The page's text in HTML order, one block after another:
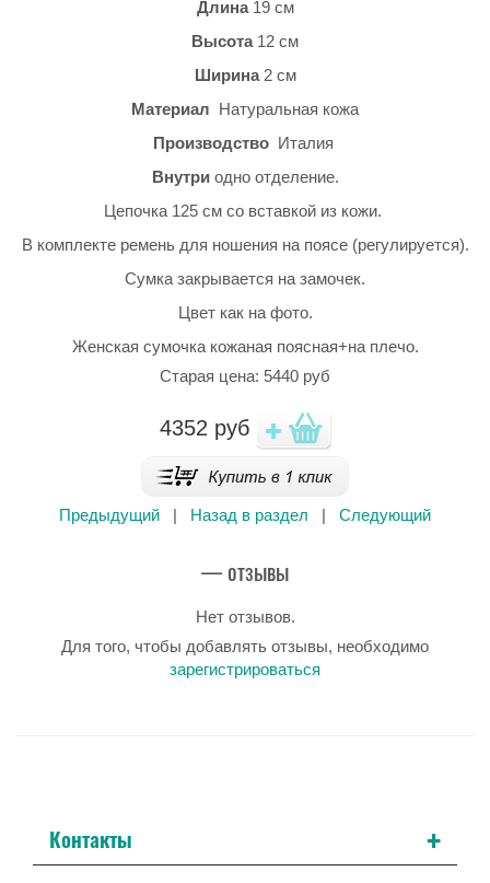
Длина19 см
Высота12 см
Ширина2 см
Материал Натуральная кожа
ПроизводствоИталия
Внутри одно отделение.
Цепочка 125 см со вставкой из кожи.
В комплекте ремень для ношения на поясе (регулируется).
Сумка закрывается на замочек.
Цвет как на фото.
Женская сумочка кожаная поясная+на плечо.
Старая цена: 5440 руб
4352 руб
Предыдущий | Назад в раздел | Следующий
— отзывы
Нет отзывов.
Для того, чтобы добавлять отзывы, необходимо
зарегистрироваться
Контакты +